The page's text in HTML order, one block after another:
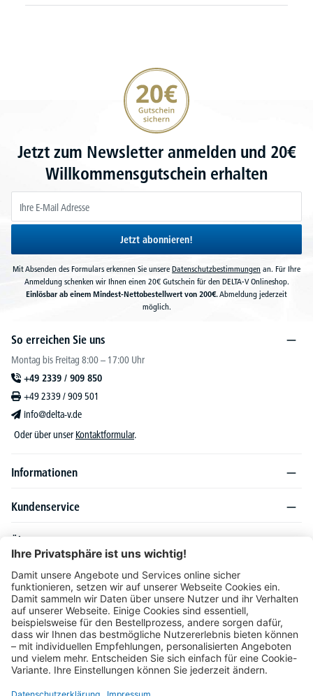
20€ Gutschein sichern
Jetzt zum Newsletter anmelden und 20€
Willkommensgutschein erhalten
Jetzt abonnieren!
Mit Absenden des Formulars erkennen Sie unsere Datenschutzbestimmungen an. Für Ihre
Anmeldung schenken wir Ihnen einen 20€ Gutschein für den DELTA-V Onlineshop.
Einlösbar ab einem Mindest-Nettobestellwert von 200€.Abmeldung jederzeit
möglich.
So erreichen Sie uns
Montag bis Freitag 8:00 – 17:00 Uhr
+49 2339 / 909 850
+49 2339 / 909 501
info@delta-v.de
Oder über unser Kontaktformular.
Informationen
Kundenservice
Über DELTA-V
Produktsortiment
Ratgeber
Folgen Sie uns auch auf